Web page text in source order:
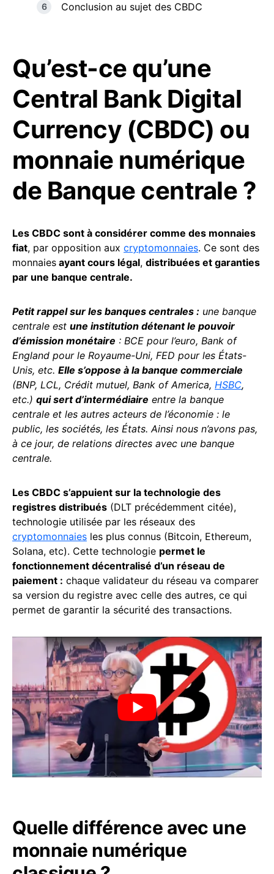
Conclusion au sujet des CBDC
Qu’est-ce qu’une
Central Bank Digital
Currency (CBDC) ou
monnaie numérique
de Banque centrale ?
Les CBDC sont à considérer comme des monnaies
fiat, par opposition aux cryptomonnaies. Ce sont des
monnaies ayant cours légal, distribuées et garanties
par une banque centrale.
Petit rappel sur les banques centrales : une banque
centrale est une institution détenant le pouvoir
d’émission monétaire : BCE pour l’euro, Bank of
England pour le Royaume-Uni, FED pour les États-
Unis, etc. Elle s’oppose à la banque commerciale
(BNP, LCL, Crédit mutuel, Bank of America, HSBC,
etc.) qui sert d’intermédiaire entre la banque
centrale et les autres acteurs de l’économie : le
public, les sociétés, les États. Ainsi nous n’avons pas,
à ce jour, de relations directes avec une banque
centrale.
Les CBDC s’appuient sur la technologie des
registres distribués (DLT précédemment citée),
technologie utilisée par les réseaux des
cryptomonnaies les plus connus (Bitcoin, Ethereum,
Solana, etc). Cette technologie permet le
fonctionnement décentralisé d’un réseau de
paiement : chaque validateur du réseau va comparer
sa version du registre avec celle des autres, ce qui
permet de garantir la sécurité des transactions.
Quelle différence avec une
monnaie numérique